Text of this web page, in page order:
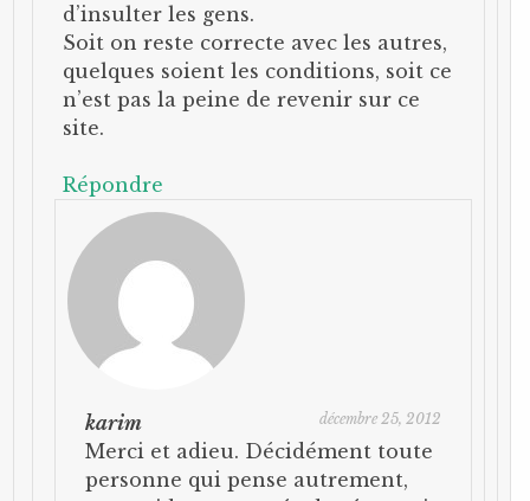
d’insulter les gens.
Soit on reste correcte avec les autres,
quelques soient les conditions, soit ce
n’est pas la peine de revenir sur ce
site.
Répondre
karim décembre 25, 2012
Merci et adieu. Décidément toute
personne qui pense autrement,